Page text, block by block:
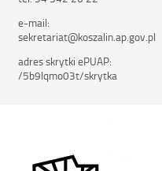
e-mail:
sekretariat@koszalin.ap.gov.pl
adres skrytki ePUAP:
/5b9lqmo03t/skrytka